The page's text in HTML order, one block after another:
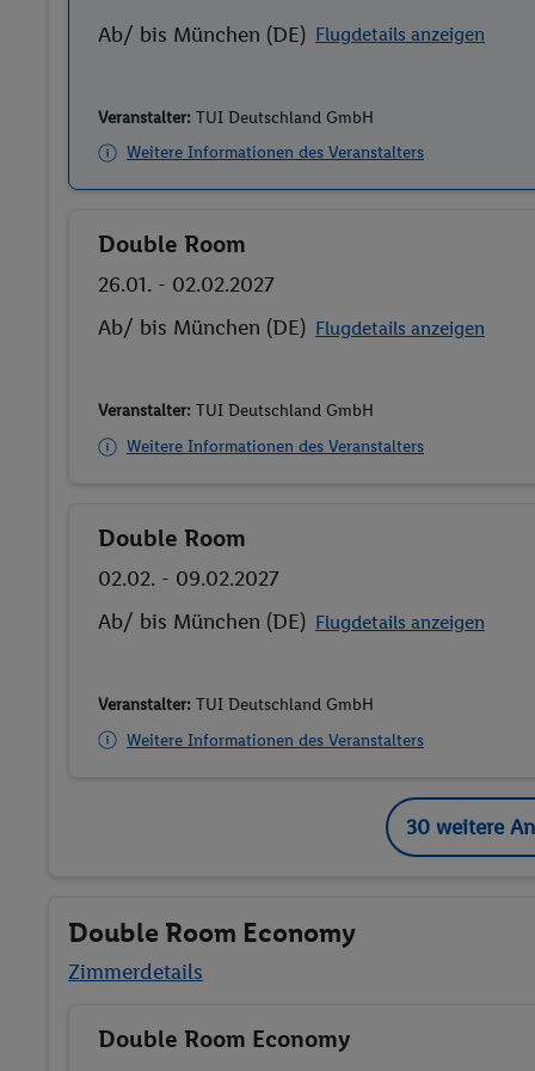
Ab/ bis München (DE) Flugdetails anzeigen
Veranstalter: TUI Deutschland GmbH
Weitere Informationen des Veranstalters
Buchen
Double Room
26.01. - 02.02.2027
Ab/ bis München (DE) Flugdetails anzeigen
Veranstalter: TUI Deutschland GmbH
Weitere Informationen des Veranstalters
Buchen
Double Room
02.02. - 09.02.2027
Ab/ bis München (DE) Flugdetails anzeigen
Veranstalter: TUI Deutschland GmbH
Weitere Informationen des Veranstalters
30 weitere
Double Room Economy
Zimmerdetails
Buchen
Double Room Economy